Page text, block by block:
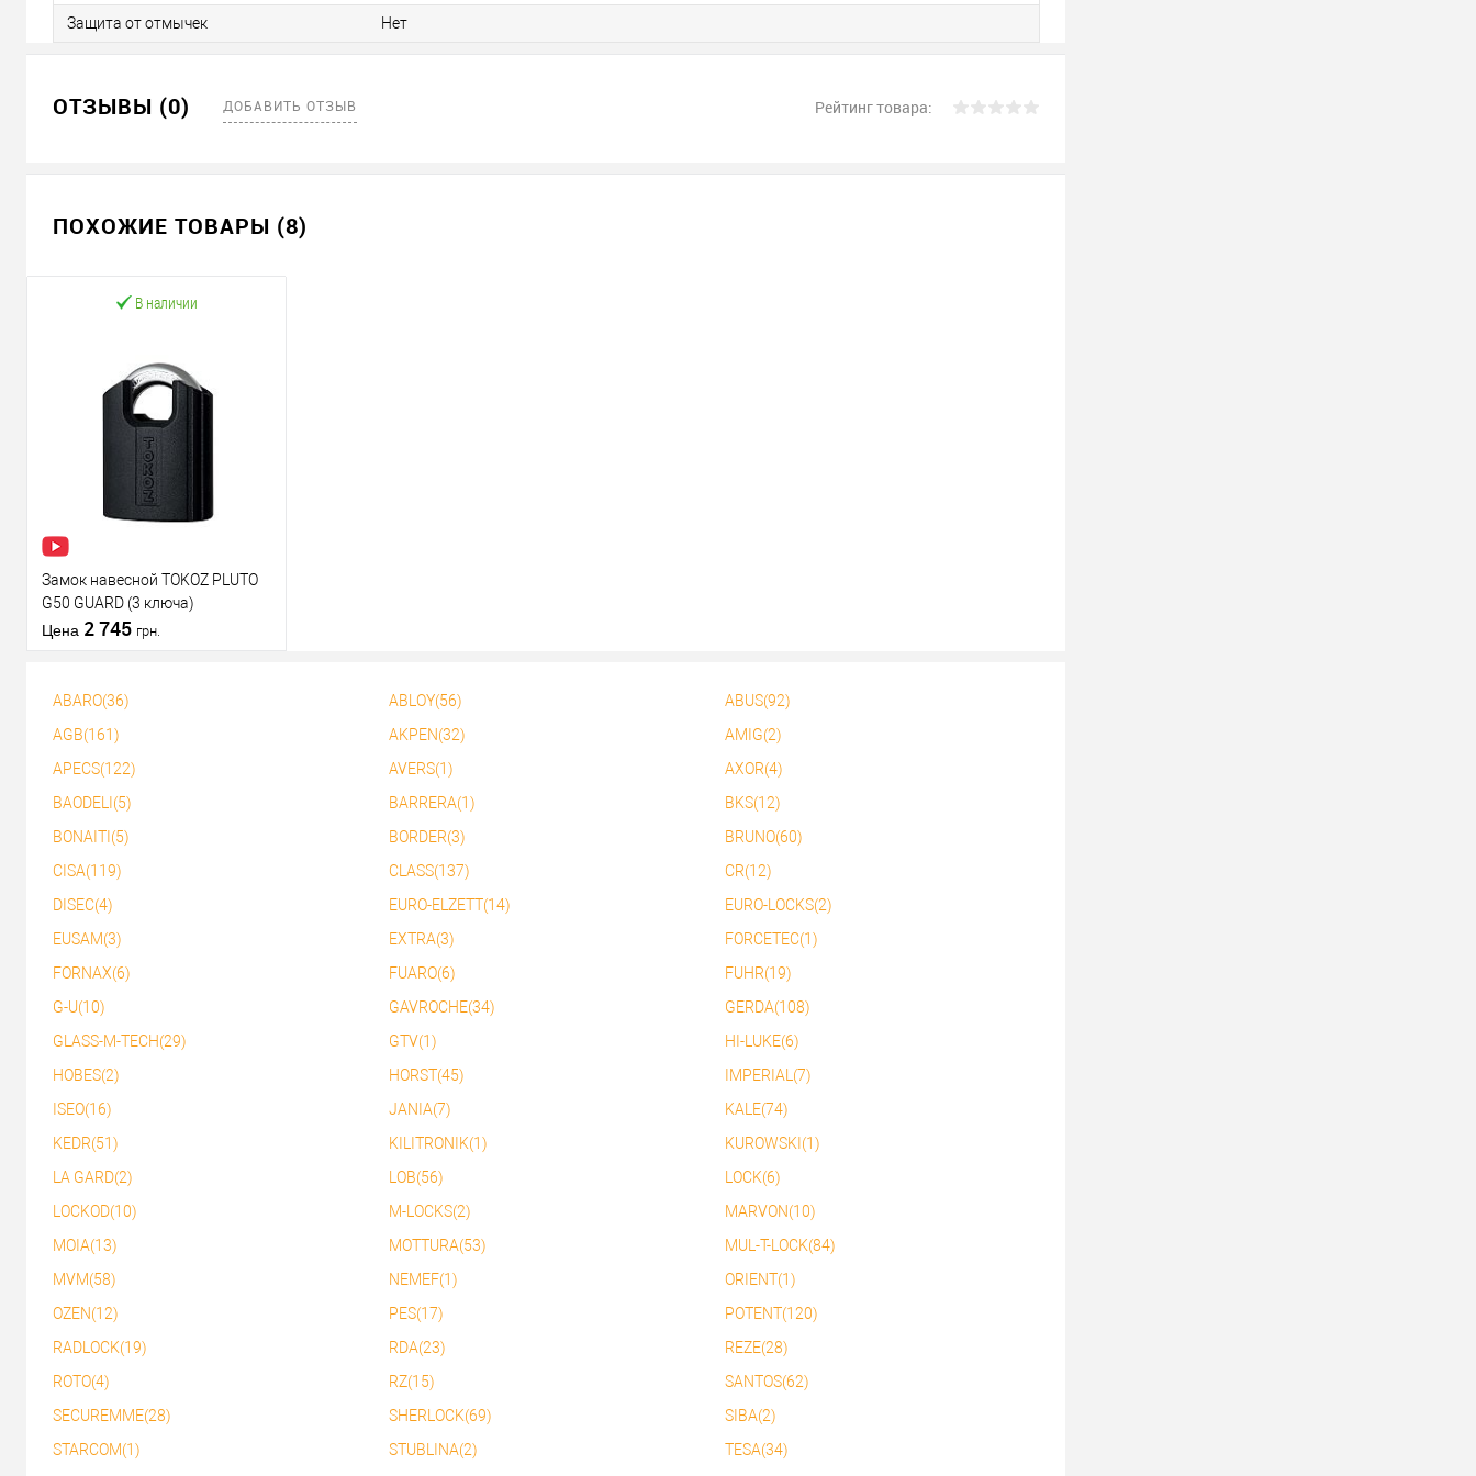
Защита от отмычек Нет
ОТЗЫВЫ (0) ДОБАВИТЬ ОТЗЫВ Рейтинг товара:
ПОХОЖИЕ ТОВАРЫ (8)
В наличии
Замок навесной TOKOZ PLUTO
G50 GUARD (3 ключа)
Цена 2 745 грн.
Купить в 1
клик
В избранное
ABARO(36) ABLOY(56)
ABUS(92)
AGB(161)
AKPEN(32)
AMIG(2)
APECS(122)
AVERS(1)
AXOR(4)
BAODELI(5)
BARRERA(1)
BKS(12)
BONAITI(5)
BORDER(3)
BRUNO(60)
CISA(119)
CLASS(137)
CR(12)
DISEC(4)
EURO-ELZETT(14)
EURO-LOCKS(2)
EUSAM(3)
EXTRA(3)
FORCETEC(1)
FORNAX(6)
FUARO(6)
FUHR(19)
G-U(10)
GAVROCHE(34)
GERDA(108)
GLASS-M-TECH(29)
GTV(1)
HI-LUKE(6)
HOBES(2)
HORST(45)
IMPERIAL(7)
ISEO(16)
JANIA(7)
KALE(74)
KEDR(51)
KILITRONIK(1)
KUROWSKI(1)
LA GARD(2)
LOB(56)
LOCK(6)
LOCKOD(10)
M-LOCKS(2)
MARVON(10)
MOIA(13)
MOTTURA(53)
MUL-T-LOCK(84)
MVM(58)
NEMEF(1)
ORIENT(1)
OZEN(12)
PES(17)
POTENT(120)
RADLOCK(19)
RDA(23)
REZE(28)
ROTO(4)
RZ(15)
SANTOS(62)
SECUREMME(28)
SHERLOCK(69)
SIBA(2)
STARCOM(1)
STUBLINA(2)
TESA(34)